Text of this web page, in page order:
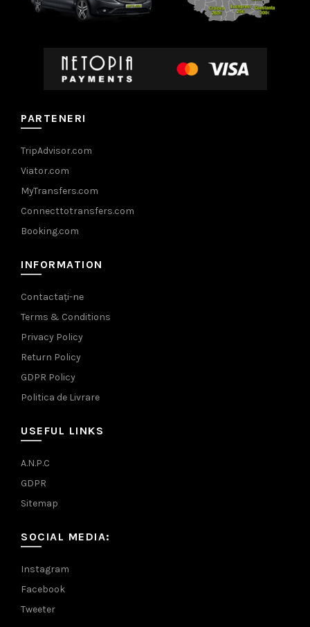
PARTENERI
TripAdvisor.com
Viator.com
MyTransfers.com
Connecttotransfers.com
Booking.com
INFORMATION
Contactați-ne
Terms & Conditions
Privacy Policy
Return Policy
GDPR Policy
Politica de Livrare
USEFUL LINKS
A.N.P.C
GDPR
Sitemap
SOCIAL MEDIA:
Instagram
Facebook
Tweeter